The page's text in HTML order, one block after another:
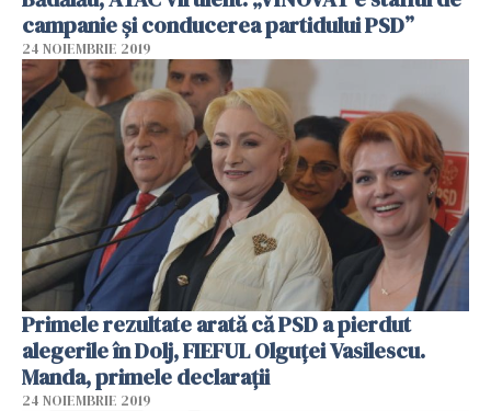
campanie și conducerea partidului PSD”
24 NOIEMBRIE 2019
Primele rezultate arată că PSD a pierdut
alegerile în Dolj, FIEFUL Olguței Vasilescu.
Manda, primele declarații
24 NOIEMBRIE 2019